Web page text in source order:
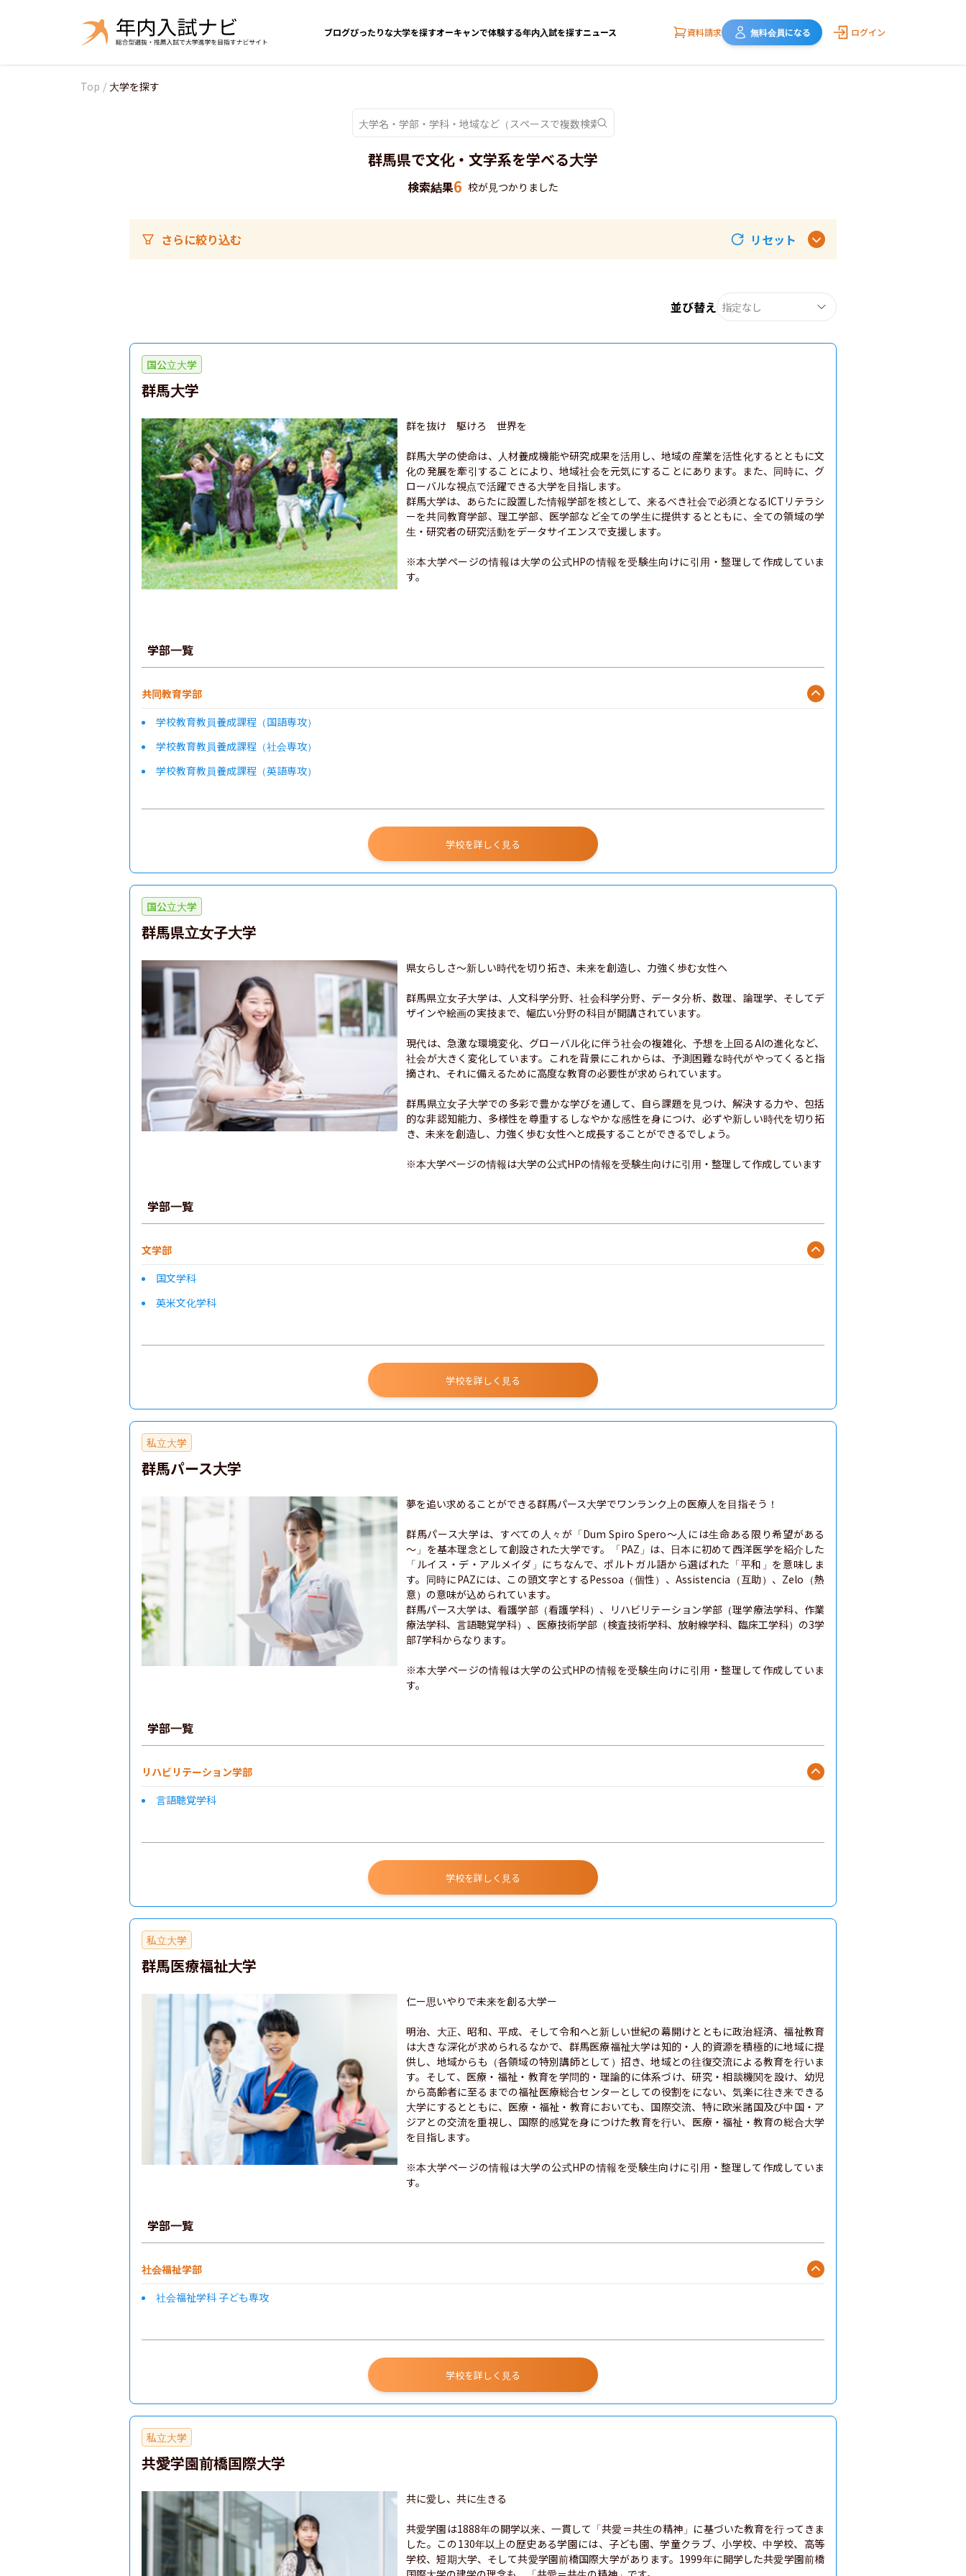
ブログぴったりな大学を探すオーキャンで体験する年内入試を探すニュース 資料請求 無料会員になる ログイン
Top / 大学を探す
群馬県で文化・文学系を学べる大学
検索結果6 校が見つかりました
さらに絞り込む リセット
並び替え 指定なし
国公立大学
群馬大学
群を抜け　駆けろ　世界を
群馬大学の使命は、人材養成機能や研究成果を活用し、地域の産業を活性化するとともに文
化の発展を牽引することにより、地域社会を元気にすることにあります。また、同時に、グ
ローバルな視点で活躍できる大学を目指します。
群馬大学は、あらたに設置した情報学部を核として、来るべき社会で必須となるICTリテラシ
ーを共同教育学部、理工学部、医学部など全ての学生に提供するとともに、全ての領域の学
生・研究者の研究活動をデータサイエンスで支援します。
※本大学ページの情報は大学の公式HPの情報を受験生向けに引用・整理して作成していま
す。
学部一覧
共同教育学部
学校教育教員養成課程（国語専攻）
学校教育教員養成課程（社会専攻）
学校教育教員養成課程（英語専攻）
学校を詳しく見る
国公立大学
群馬県立女子大学
県女らしさ～新しい時代を切り拓き、未来を創造し、力強く歩む女性へ
群馬県立女子大学は、人文科学分野、社会科学分野、データ分析、数理、論理学、そしてデ
ザインや絵画の実技まで、幅広い分野の科目が開講されています。
現代は、急激な環境変化、グローバル化に伴う社会の複雑化、予想を上回るAIの進化など、
社会が大きく変化しています。これを背景にこれからは、予測困難な時代がやってくると指
摘され、それに備えるために高度な教育の必要性が求められています。
群馬県立女子大学での多彩で豊かな学びを通して、自ら課題を見つけ、解決する力や、包括
的な非認知能力、多様性を尊重するしなやかな感性を身につけ、必ずや新しい時代を切り拓
き、未来を創造し、力強く歩む女性へと成長することができるでしょう。
※本大学ページの情報は大学の公式HPの情報を受験生向けに引用・整理して作成しています
学部一覧
文学部
国文学科
英米文化学科
学校を詳しく見る
私立大学
群馬パース大学
夢を追い求めることができる群馬パース大学でワンランク上の医療人を目指そう！
群馬パース大学は、すべての人々が「Dum Spiro Spero～人には生命ある限り希望がある
～」を基本理念として創設された大学です。「PAZ」は、日本に初めて西洋医学を紹介した
「ルイス・デ・アルメイダ」にちなんで、ポルトガル語から選ばれた「平和」を意味しま
す。同時にPAZには、この頭文字とするPessoa（個性）、Assistencia（互助）、Zelo（熱
意）の意味が込められています。
群馬パース大学は、看護学部（看護学科）、リハビリテーション学部（理学療法学科、作業
療法学科、言語聴覚学科）、医療技術学部（検査技術学科、放射線学科、臨床工学科）の3学
部7学科からなります。
※本大学ページの情報は大学の公式HPの情報を受験生向けに引用・整理して作成していま
す。
学部一覧
リハビリテーション学部
言語聴覚学科
学校を詳しく見る
私立大学
群馬医療福祉大学
仁ー思いやりで未来を創る大学ー
明治、大正、昭和、平成、そして令和へと新しい世紀の幕開けとともに政治経済、福祉教育
は大きな深化が求められるなかで、群馬医療福祉大学は知的・人的資源を積極的に地域に提
供し、地域からも（各領域の特別講師として）招き、地域との往復交流による教育を行いま
す。そして、医療・福祉・教育を学問的・理論的に体系づけ、研究・相談機関を設け、幼児
から高齢者に至るまでの福祉医療総合センターとしての役割をにない、気楽に往き来できる
大学にするとともに、医療・福祉・教育においても、国際交流、特に欧米諸国及び中国・ア
ジアとの交流を重視し、国際的感覚を身につけた教育を行い、医療・福祉・教育の総合大学
を目指します。
※本大学ページの情報は大学の公式HPの情報を受験生向けに引用・整理して作成していま
す。
学部一覧
社会福祉学部
社会福祉学科 子ども専攻
学校を詳しく見る
私立大学
共愛学園前橋国際大学
共に愛し、共に生きる
共愛学園は1888年の開学以来、一貫して「共愛＝共生の精神」に基づいた教育を行ってきま
した。この130年以上の歴史ある学園には、子ども園、学童クラブ、小学校、中学校、高等
学校、短期大学、そして共愛学園前橋国際大学があります。1999年に開学した共愛学園前橋